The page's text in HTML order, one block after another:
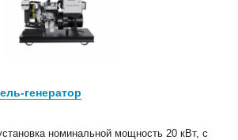
генератор
номинальной мощность 20 кВт, с